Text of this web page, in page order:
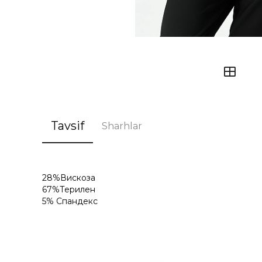
Tavsif Sharhlar
28%Вискоза
67%Терилен
5% Спандекс